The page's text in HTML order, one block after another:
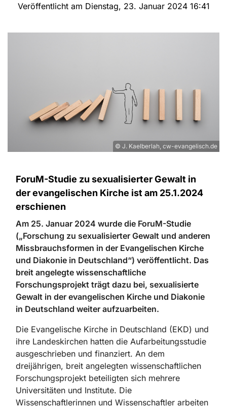
Veröffentlicht am Dienstag, 23. Januar 2024 16:41
© J. Kaelberlah, cw-evangelisch.de
ForuM-Studie zu sexualisierter Gewalt in
der evangelischen Kirche ist am 25.1.2024
erschienen
Am 25. Januar 2024 wurde die ForuM-Studie
(„Forschung zu sexualisierter Gewalt und anderen
Missbrauchsformen in der Evangelischen Kirche
und Diakonie in Deutschland“) veröffentlicht. Das
breit angelegte wissenschaftliche
Forschungsprojekt trägt dazu bei, sexualisierte
Gewalt in der evangelischen Kirche und Diakonie
in Deutschland weiter aufzuarbeiten.
Die Evangelische Kirche in Deutschland (EKD) und
ihre Landeskirchen hatten die Aufarbeitungsstudie
ausgeschrieben und finanziert. An dem
dreijährigen, breit angelegten wissenschaftlichen
Forschungsprojekt beteiligten sich mehrere
Universitäten und Institute. Die
Wissenschaftlerinnen und Wissenschaftler arbeiten